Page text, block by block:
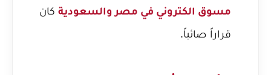
مسوق الكتروني في مصر والسعودية كان
قراراً صائباً.